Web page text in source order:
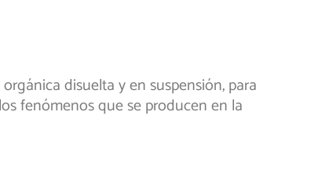
disuelta y en suspensión, para
fenómenos que se producen en la